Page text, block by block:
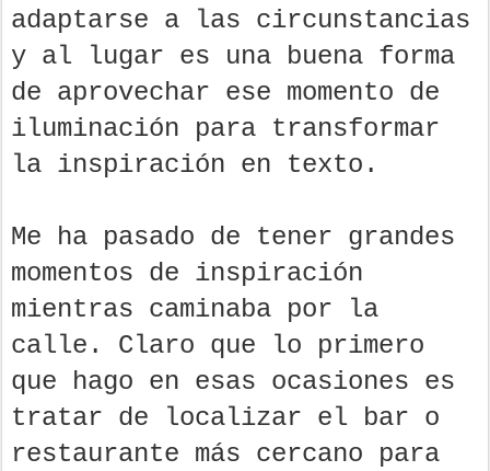
adaptarse a las circunstancias
y al lugar es una buena forma
de aprovechar ese momento de
iluminación para transformar
la inspiración en texto.
Me ha pasado de tener grandes
momentos de inspiración
mientras caminaba por la
calle. Claro que lo primero
que hago en esas ocasiones es
tratar de localizar el bar o
restaurante más cercano para